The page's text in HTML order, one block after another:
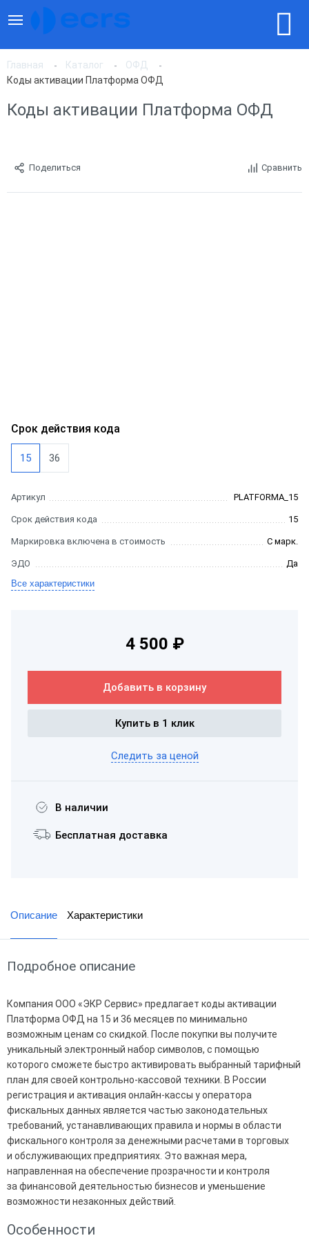
Главная Каталог
ОФД
Коды активации Платформа ОФД
Коды активации Платформа ОФД
Поделиться Сравнить
Срок действия кода
15 36
Артикул PLATFORMA_15
Срок действия кода 15
Маркировка включена в стоимость С марк.
ЭДО
Да
Все характеристики
4 500 ₽
Добавить в корзину
Купить в 1 клик
Следить за ценой
В наличии
Бесплатная доставка
Описание Характеристики
Подробное описание
Компания ООО «ЭКР Сервис» предлагает коды активации
Платформа ОФД на 15 и 36 месяцев по минимально
возможным ценам со скидкой. После покупки вы получите
уникальный электронный набор символов, с помощью
которого сможете быстро активировать выбранный тарифный
план для своей контрольно-кассовой техники. В России
регистрация и активация онлайн-кассы у оператора
фискальных данных является частью законодательных
требований, устанавливающих правила и нормы в области
фискального контроля за денежными расчетами в торговых
и обслуживающих предприятиях. Это важная мера,
направленная на обеспечение прозрачности и контроля
за финансовой деятельностью бизнесов и уменьшение
возможности незаконных действий.
Особенности